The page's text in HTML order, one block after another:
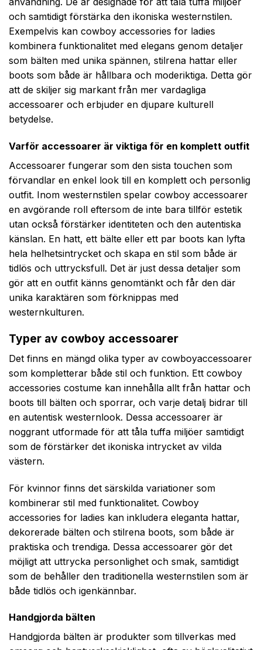
och samtidigt förstärka den ikoniska westernstilen.
Exempelvis kan cowboy accessories for ladies
kombinera funktionalitet med elegans genom detaljer
som bälten med unika spännen, stilrena hattar eller
boots som både är hållbara och moderiktiga. Detta gör
att de skiljer sig markant från mer vardagliga
accessoarer och erbjuder en djupare kulturell
betydelse.
Varför accessoarer är viktiga för en komplett outfit
Accessoarer fungerar som den sista touchen som
förvandlar en enkel look till en komplett och personlig
outfit. Inom westernstilen spelar cowboy accessoarer
en avgörande roll eftersom de inte bara tillför estetik
utan också förstärker identiteten och den autentiska
känslan. En hatt, ett bälte eller ett par boots kan lyfta
hela helhetsintrycket och skapa en stil som både är
tidlös och uttrycksfull. Det är just dessa detaljer som
gör att en outfit känns genomtänkt och får den där
unika karaktären som förknippas med
westernkulturen.
Typer av cowboy accessoarer
Det finns en mängd olika typer av cowboyaccessoarer
som kompletterar både stil och funktion. Ett cowboy
accessories costume kan innehålla allt från hattar och
boots till bälten och sporrar, och varje detalj bidrar till
en autentisk westernlook. Dessa accessoarer är
noggrant utformade för att tåla tuffa miljöer samtidigt
som de förstärker det ikoniska intrycket av vilda
västern.
För kvinnor finns det särskilda variationer som
kombinerar stil med funktionalitet. Cowboy
accessories for ladies kan inkludera eleganta hattar,
dekorerade bälten och stilrena boots, som både är
praktiska och trendiga. Dessa accessoarer gör det
möjligt att uttrycka personlighet och smak, samtidigt
som de behåller den traditionella westernstilen som är
både tidlös och igenkännbar.
Handgjorda bälten
Handgjorda bälten är produkter som tillverkas med